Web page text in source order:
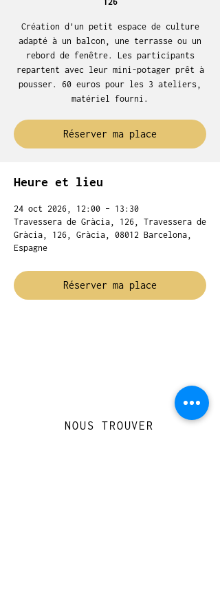
Création d'un petit espace de culture
adapté à un balcon, une terrasse ou un
rebord de fenêtre. Les participants
repartent avec leur mini-potager prêt à
pousser. 60 euros pour les 3 ateliers,
matériel fourni.
Réserver ma place
Heure et lieu
24 oct 2026, 12:00 – 13:30
Travessera de Gràcia, 126, Travessera de
Gràcia, 126, Gràcia, 08012 Barcelona,
Espagne
Réserver ma place
NOUS TROUVER